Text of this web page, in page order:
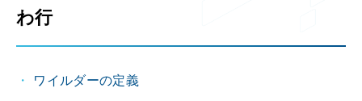
わ行
ワイルダーの定義